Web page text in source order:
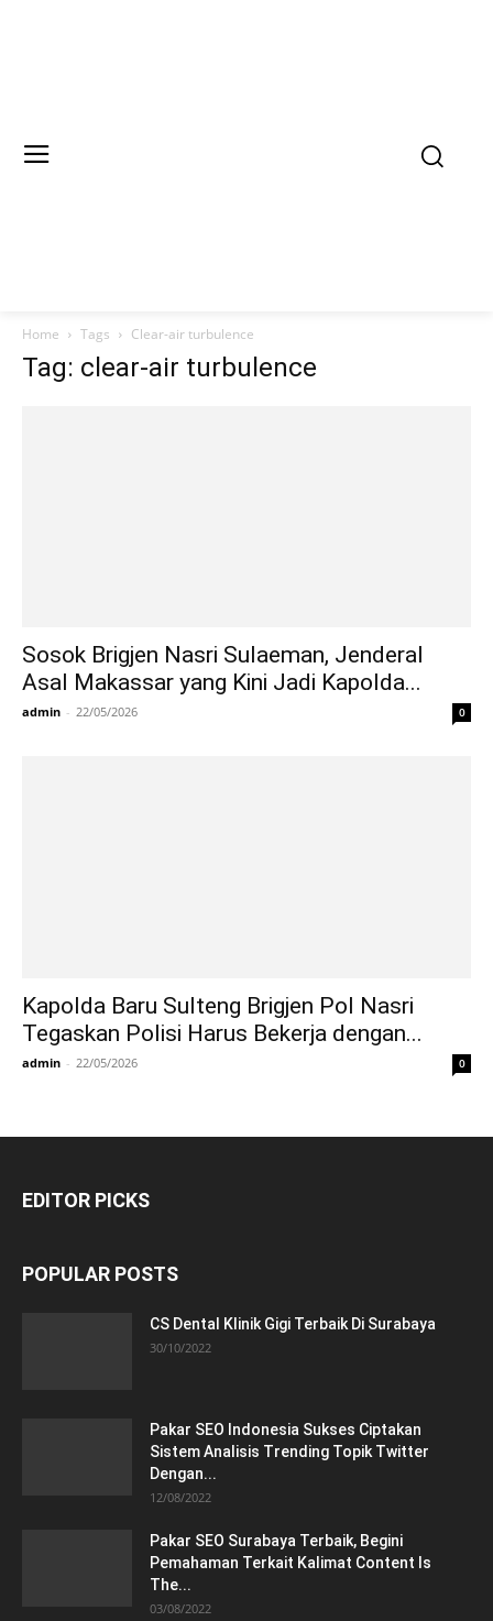
Home Tags Clear-air turbulence
Tag: clear-air turbulence
Sosok Brigjen Nasri Sulaeman, Jenderal
Asal Makassar yang Kini Jadi Kapolda...
admin - 22/05/2026 0
Kapolda Baru Sulteng Brigjen Pol Nasri
Tegaskan Polisi Harus Bekerja dengan...
admin - 22/05/2026 0
EDITOR PICKS
POPULAR POSTS
CS Dental Klinik Gigi Terbaik Di Surabaya
30/10/2022
Pakar SEO Indonesia Sukses Ciptakan
Sistem Analisis Trending Topik Twitter
Dengan...
12/08/2022
Pakar SEO Surabaya Terbaik, Begini
Pemahaman Terkait Kalimat Content Is
The...
03/08/2022